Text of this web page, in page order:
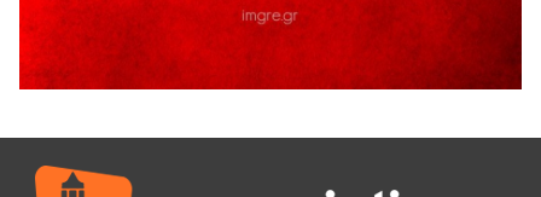
41η Γιορτή Κρασιού στο Τρίκωμο – «Γιορτή Παράδοσης»
5 Αυγούστου 2026